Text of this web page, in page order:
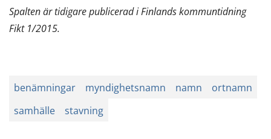
Spalten är tidigare publicerad i Finlands kommuntidning
Fikt 1/2015.
benämningar myndighetsnamn namn
ortnamn
samhälle
stavning